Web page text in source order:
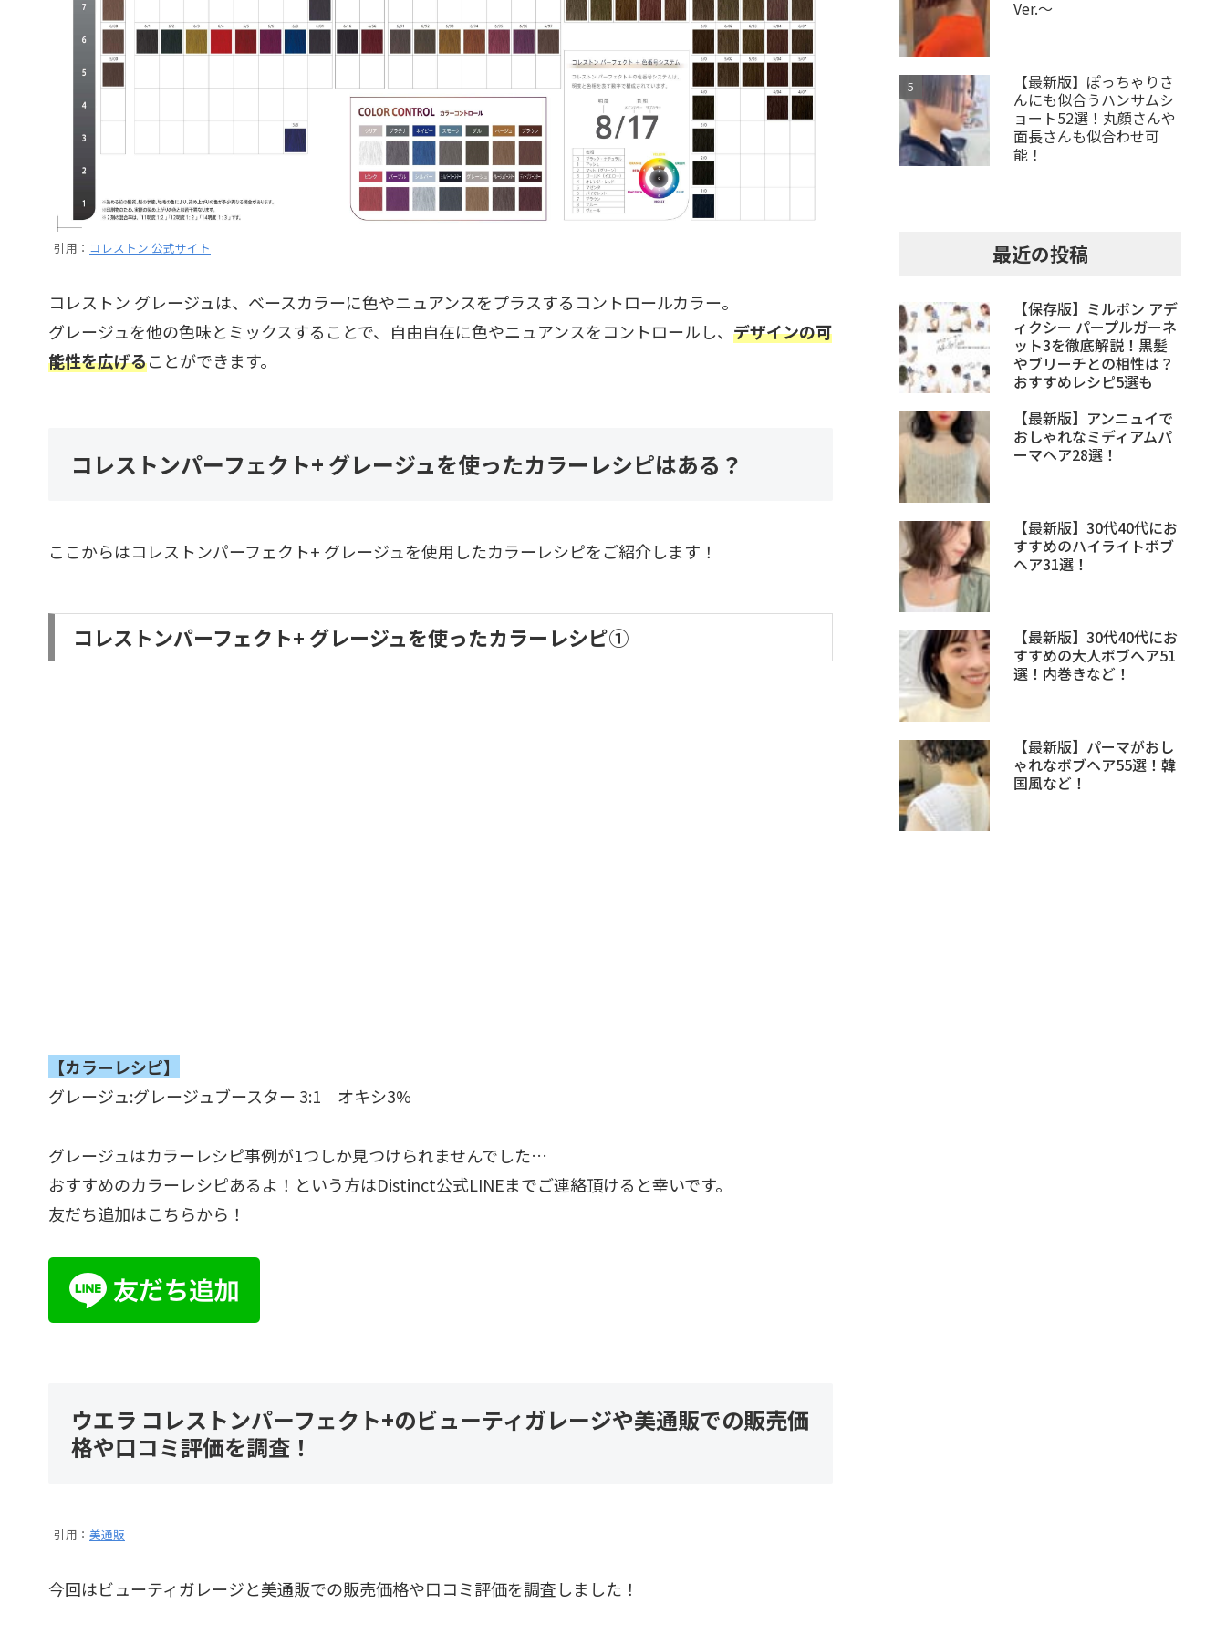
引用： コレストン 公式サイト
コレストン グレージュは、ベースカラーに色やニュアンスをプラスするコントロールカラー。
グレージュを他の色味とミックスすることで、自由自在に色やニュアンスをコントロールし、 デザインの可
能性を広げることができます。
コレストンパーフェクト+ グレージュを使ったカラーレシピはある？
ここからはコレストンパーフェクト+ グレージュを使用したカラーレシピをご紹介します！
コレストンパーフェクト+ グレージュを使ったカラーレシピ①
【カラーレシピ】
グレージュ:グレージュブースター 3:1 オキシ3%
グレージュはカラーレシピ事例が1つしか見つけられませんでした…
おすすめのカラーレシピあるよ！という方はDistinct公式LINEまでご連絡頂けると幸いです。
友だち追加はこちらから！
ウエラ コレストンパーフェクト+のビューティガレージや美通販での販売価
格や口コミ評価を調査！
引用： 美通販
今回はビューティガレージと美通販での販売価格や口コミ評価を調査しました！
Ver.～
【最新版】ぽっちゃりさ
んにも似合うハンサムシ
ョート52選！丸顔さんや
面長さんも似合わせ可
能！
最近の投稿
【保存版】ミルボン アデ
ィクシー パープルガーネ
ット3を徹底解説！黒髪
やブリーチとの相性は？
おすすめレシピ5選も
【最新版】アンニュイで
おしゃれなミディアムパ
ーマヘア28選！
【最新版】30代40代にお
すすめのハイライトボブ
ヘア31選！
【最新版】30代40代にお
すすめの大人ボブヘア51
選！内巻きなど！
【最新版】パーマがおし
ゃれなボブヘア55選！韓
国風など！